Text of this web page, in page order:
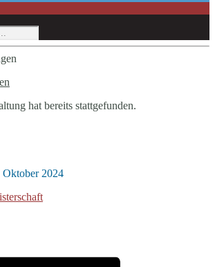
hat bereits stattgefunden.
Oktober 2024